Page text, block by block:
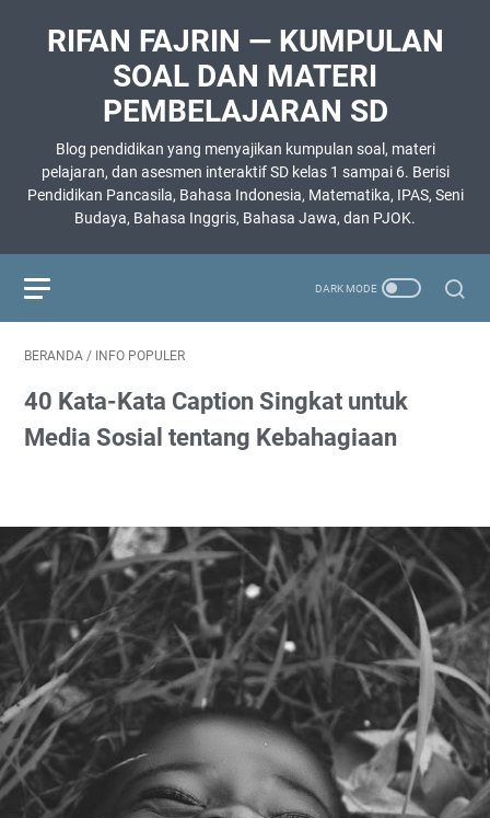
RIFAN FAJRIN — KUMPULAN
SOAL DAN MATERI
PEMBELAJARAN SD
Blog pendidikan yang menyajikan kumpulan soal, materi
pelajaran, dan asesmen interaktif SD kelas 1 sampai 6. Berisi
Pendidikan Pancasila, Bahasa Indonesia, Matematika, IPAS, Seni
Budaya, Bahasa Inggris, Bahasa Jawa, dan PJOK.
BERANDA / INFO POPULER
40 Kata-Kata Caption Singkat untuk
Media Sosial tentang Kebahagiaan